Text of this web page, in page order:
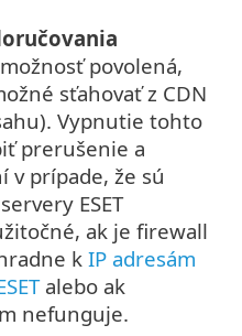
povolená,
sťahovať z CDN
Vypnutie tohto
prerušenie a
v prípade, že sú
ESET
ak je firewall
k IP adresám
alebo ak
nefunguje.